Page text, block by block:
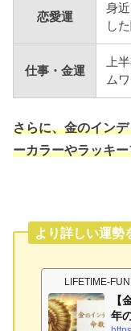
恋愛運
身
し
仕事・金運
上
ム
さらに、金のイン
ーカラーやラッキ
より詳しい運勢
LIFETIME-FUN
【
年